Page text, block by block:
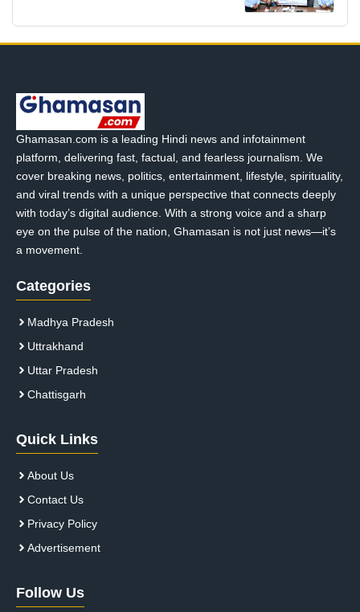
Ghamasan.com is a leading Hindi news and infotainment
platform, delivering fast, factual, and fearless journalism. We
cover breaking news, politics, entertainment, lifestyle, spirituality,
and viral trends with a unique perspective that connects deeply
with today’s digital audience. With a strong voice and a sharp
eye on the pulse of the nation, Ghamasan is not just news—it’s
a movement.
Categories
Madhya Pradesh
Uttrakhand
Uttar Pradesh
Chattisgarh
Quick Links
About Us
Contact Us
Privacy Policy
Advertisement
Follow Us